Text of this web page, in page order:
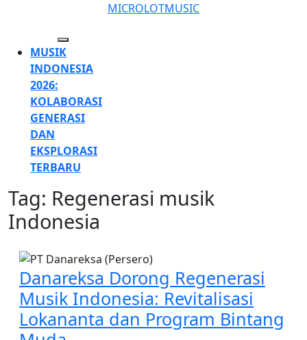
MICROLOTMUSIC
Open
Button
MUSIK
INDONESIA
2026:
KOLABORASI
GENERASI
DAN
EKSPLORASI
TERBARU
CLOSE
BUTTON
Tag: Regenerasi musik
Indonesia
Danareksa Dorong Regenerasi
Musik Indonesia: Revitalisasi
Lokananta dan Program Bintang